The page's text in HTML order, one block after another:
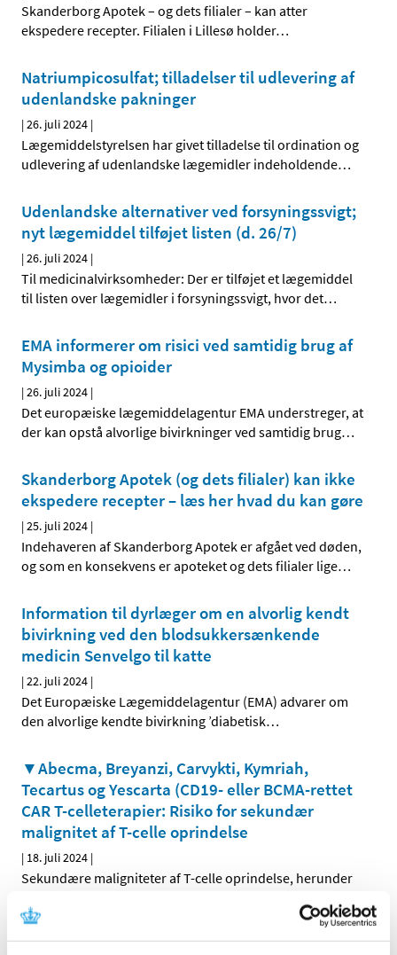
Skanderborg Apotek – og dets filialer – kan atter
ekspedere recepter. Filialen i Lillesø holder…
Natriumpicosulfat; tilladelser til udlevering af
udenlandske pakninger
|26. juli 2024 |
Lægemiddelstyrelsen har givet tilladelse til ordination og
udlevering af udenlandske lægemidler indeholdende…
Udenlandske alternativer ved forsyningssvigt;
nyt lægemiddel tilføjet listen (d. 26/7)
|26. juli 2024 |
Til medicinalvirksomheder: Der er tilføjet et lægemiddel
til listen over lægemidler i forsyningssvigt, hvor det…
EMA informerer om risici ved samtidig brug af
Mysimba og opioider
|26. juli 2024 |
Det europæiske lægemiddelagentur EMA understreger, at
der kan opstå alvorlige bivirkninger ved samtidig brug…
Skanderborg Apotek (og dets filialer) kan ikke
ekspedere recepter – læs her hvad du kan gøre
|25. juli 2024 |
Indehaveren af Skanderborg Apotek er afgået ved døden,
og som en konsekvens er apoteket og dets filialer lige…
Information til dyrlæger om en alvorlig kendt
bivirkning ved den blodsukkersænkende
medicin Senvelgo til katte
|22. juli 2024 |
Det Europæiske Lægemiddelagentur (EMA) advarer om
den alvorlige kendte bivirkning ’diabetisk…
▼Abecma, Breyanzi, Carvykti, Kymriah,
Tecartus og Yescarta (CD19- eller BCMA-rettet
CAR T-celleterapier: Risiko for sekundær
malignitet af T-celle oprindelse
| 18. juli 2024 |
Sekundære maligniteter af T-celle oprindelse, herunder
Fusidinsyre; tilladelse til udlevering af